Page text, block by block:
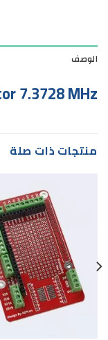
الوصف
7.3728 MHz
منتجات ذات صلة